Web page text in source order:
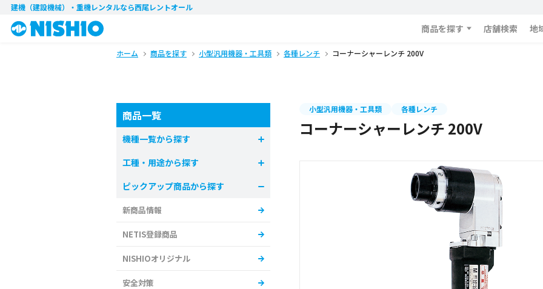
建機（建設機械）・重機レンタルなら西尾レントオール
商品を探す 店舗検索 地
ホーム 商品を探す 小型汎用機器・工具類 各種レンチ コーナーシャーレンチ 200V
小型汎用機器・工具類 各種レンチ
コーナーシャーレンチ 200V
商品一覧
機種一覧から探す
工種・用途から探す
ピックアップ商品から探す
新商品情報
NETIS登録商品
NISHIOオリジナル
安全対策